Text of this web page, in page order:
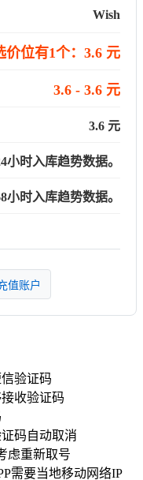
Wish
价位有1个：3.6 元
3.6 - 3.6 元
3.6 元
小时入库趋势数据。
小时入库趋势数据。
值账户
验证码
收验证码
码自动取消
虑重新取号
需要当地移动网络IP